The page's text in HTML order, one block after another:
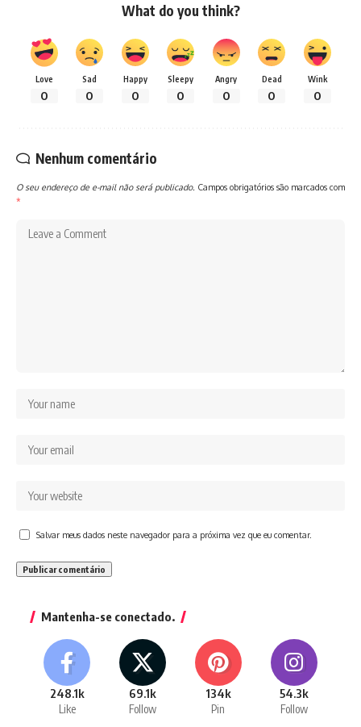
What do you think?
Love
0
Sad
0
Happy
0
Sleepy
0
Angry
0
Dead
0
Wink
0
Nenhum comentário
O seu endereço de e-mail não será publicado. Campos obrigatórios são marcados com
*
Salvar meus dados neste navegador para a próxima vez que eu comentar.
Mantenha-se conectado.
248.1k
Like
69.1k
Follow
134k
Pin
54.3k
Follow